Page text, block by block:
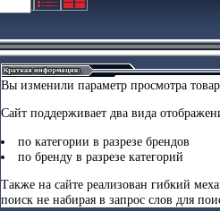
Вы изменили параметр просмотра
Сайт поддерживает два вида
по категории в разрезе брендов
по бренду в разрезе категорий
Также на сайте реализован гибкий
поиск не набирая в запрос слов для